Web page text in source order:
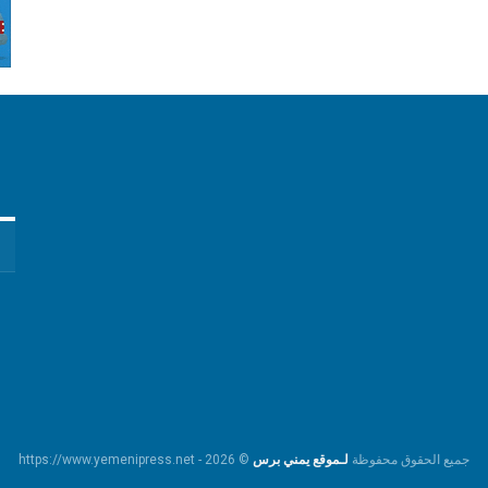
جميع الحقوق محفوظة لـموقع يمني برس © https://www.yemenipress.net - 2026